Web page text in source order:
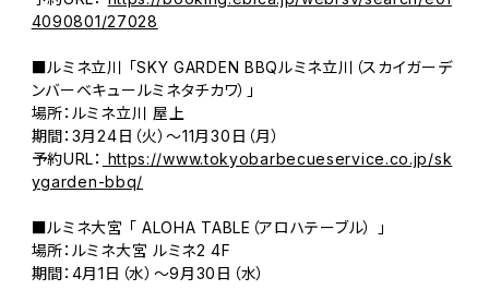
4090801/27028
■ルミネ立川 「SKY GARDEN BBQルミネ立川（スカイガーデ
ンバーベキュールミネタチカワ）」
場所：ルミネ立川 屋上
期間：3月24日（火）～11月30日（月）
予約URL： https://www.tokyobarbecueservice.co.jp/sk
ygarden-bbq/
■ルミネ大宮 「 ALOHA TABLE（アロハテーブル） 」
場所：ルミネ大宮 ルミネ2 4F
期間：4月1日（水）～9月30日（水）